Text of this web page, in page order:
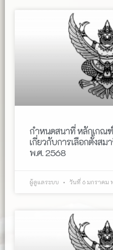
กำหนดสนาที่ หลักเกณ
เกี่ยวกับการเลือกตั้งส
พ.ศ. 2568
ผู้ดูแลระบบ วันที่ 6 มกราคม